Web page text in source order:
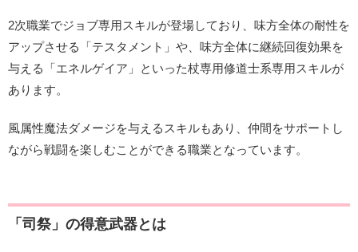
2次職業でジョブ専用スキルが登場しており、味方全体の耐性を
アップさせる「テスタメント」や、味方全体に継続回復効果を
与える「エネルゲイア」といった杖専用修道士系専用スキルが
あります。
風属性魔法ダメージを与えるスキルもあり、仲間をサポートし
ながら戦闘を楽しむことができる職業となっています。
「司祭」の得意武器とは